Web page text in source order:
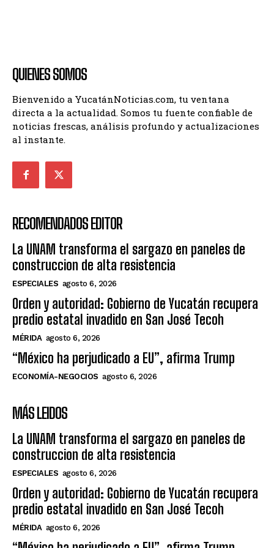
QUIENES SOMOS
Bienvenido a YucatánNoticias.com, tu ventana
directa a la actualidad. Somos tu fuente confiable de
noticias frescas, análisis profundo y actualizaciones
al instante.
RECOMENDADOS EDITOR
La UNAM transforma el sargazo en paneles de
construccion de alta resistencia
ESPECIALES agosto 6, 2026
Orden y autoridad: Gobierno de Yucatán recupera
predio estatal invadido en San José Tecoh
MÉRIDA agosto 6, 2026
“México ha perjudicado a EU”, afirma Trump
ECONOMÍA-NEGOCIOS agosto 6, 2026
MÁS LEIDOS
La UNAM transforma el sargazo en paneles de
construccion de alta resistencia
ESPECIALES agosto 6, 2026
Orden y autoridad: Gobierno de Yucatán recupera
predio estatal invadido en San José Tecoh
MÉRIDA agosto 6, 2026